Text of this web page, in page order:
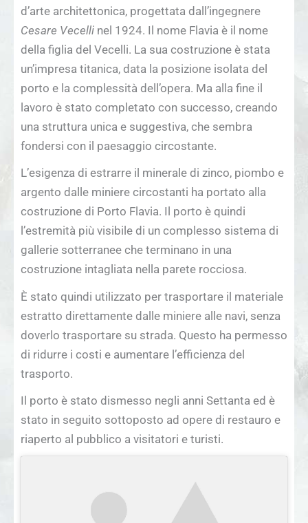
d’arte architettonica, progettata dall’ingegnere
Cesare Vecelli nel 1924. Il nome Flavia è il nome
della figlia del Vecelli. La sua costruzione è stata
un’impresa titanica, data la posizione isolata del
porto e la complessità dell’opera. Ma alla fine il
lavoro è stato completato con successo, creando
una struttura unica e suggestiva, che sembra
fondersi con il paesaggio circostante.
L’esigenza di estrarre il minerale di zinco, piombo e
argento dalle miniere circostanti ha portato alla
costruzione di Porto Flavia. Il porto è quindi
l’estremità più visibile di un complesso sistema di
gallerie sotterranee che terminano in una
costruzione intagliata nella parete rocciosa.
È stato quindi utilizzato per trasportare il materiale
estratto direttamente dalle miniere alle navi, senza
doverlo trasportare su strada. Questo ha permesso
di ridurre i costi e aumentare l’efficienza del
trasporto.
Il porto è stato dismesso negli anni Settanta ed è
stato in seguito sottoposto ad opere di restauro e
riaperto al pubblico a visitatori e turisti.